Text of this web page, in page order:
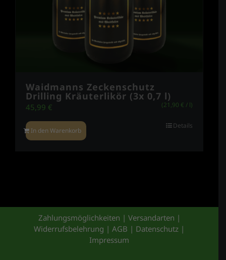
Waidmanns Zeckenschutz
Drilling Kräuterlikör (3x 0,7 l)
45,99 € (21,90 € / l)
In den Warenkorb
Details
Zahlungsmöglichkeiten | Versandarten |
Widerrufsbelehrung | AGB | Datenschutz |
Impressum